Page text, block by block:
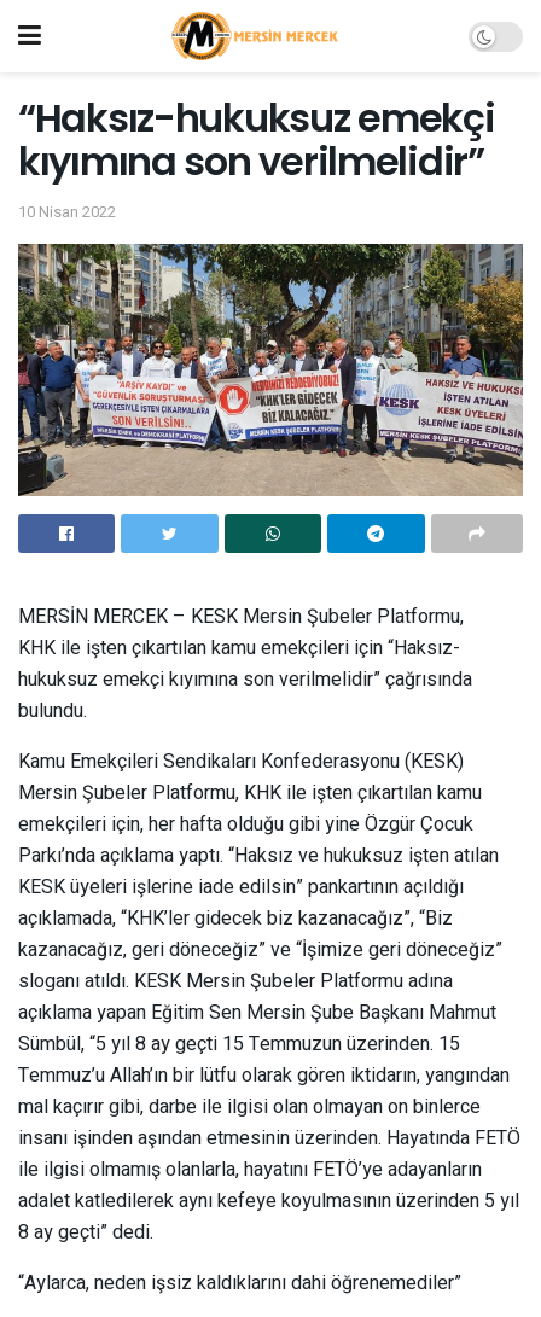
“Haksız-hukuksuz emekçi
kıyımına son verilmelidir”
10 Nisan 2022
MERSİN MERCEK – KESK Mersin Şubeler Platformu,
KHK ile işten çıkartılan kamu emekçileri için “Haksız-
hukuksuz emekçi kıyımına son verilmelidir” çağrısında
bulundu.
Kamu Emekçileri Sendikaları Konfederasyonu (KESK)
Mersin Şubeler Platformu, KHK ile işten çıkartılan kamu
emekçileri için, her hafta olduğu gibi yine Özgür Çocuk
Parkı’nda açıklama yaptı. “Haksız ve hukuksuz işten atılan
KESK üyeleri işlerine iade edilsin” pankartının açıldığı
açıklamada, “KHK’ler gidecek biz kazanacağız”, “Biz
kazanacağız, geri döneceğiz” ve “İşimize geri döneceğiz”
sloganı atıldı. KESK Mersin Şubeler Platformu adına
açıklama yapan Eğitim Sen Mersin Şube Başkanı Mahmut
Sümbül, “5 yıl 8 ay geçti 15 Temmuzun üzerinden. 15
Temmuz’u Allah’ın bir lütfu olarak gören iktidarın, yangından
mal kaçırır gibi, darbe ile ilgisi olan olmayan on binlerce
insanı işinden aşından etmesinin üzerinden. Hayatında FETÖ
ile ilgisi olmamış olanlarla, hayatını FETÖ’ye adayanların
adalet katledilerek aynı kefeye koyulmasının üzerinden 5 yıl
8 ay geçti” dedi.
“Aylarca, neden işsiz kaldıklarını dahi öğrenemediler”